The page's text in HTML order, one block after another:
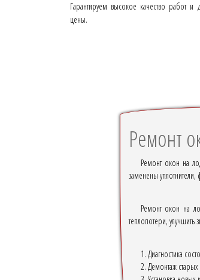
Гарантируем высокое качество работ и
цены.
Ремонт
Ремонт окон на
заменены уплотнители,
Ремонт окон на
теплопотери, улучшить
1. Диагностика
2. Демонтаж